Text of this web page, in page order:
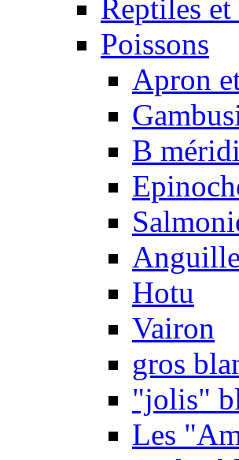
Reptiles
Poissons
Apron
B
Anguille
Hotu
Vairon
gros
"jolis"
Les